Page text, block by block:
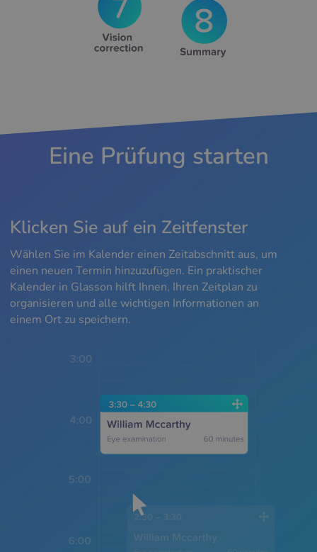
Eine Prüfung starten
Klicken Sie auf ein Zeitfenster
Wählen Sie im Kalender einen Zeitabschnitt aus, um
einen neuen Termin hinzuzufügen. Ein praktischer
Kalender in Glasson hilft Ihnen, Ihren Zeitplan zu
organisieren und alle wichtigen Informationen an
einem Ort zu speichern.